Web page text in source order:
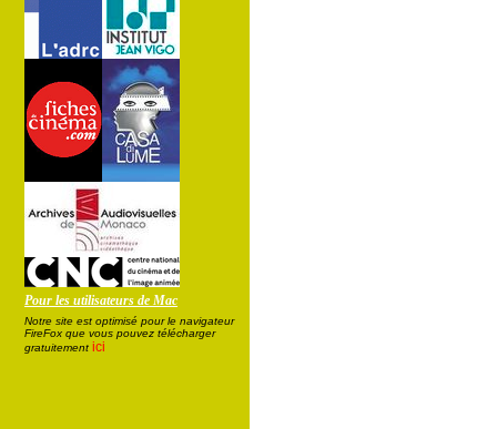
Pour les utilisateurs de Mac
Notre site est optimisé pour le navigateur
FireFox que vous pouvez télécharger
gratuitement ici